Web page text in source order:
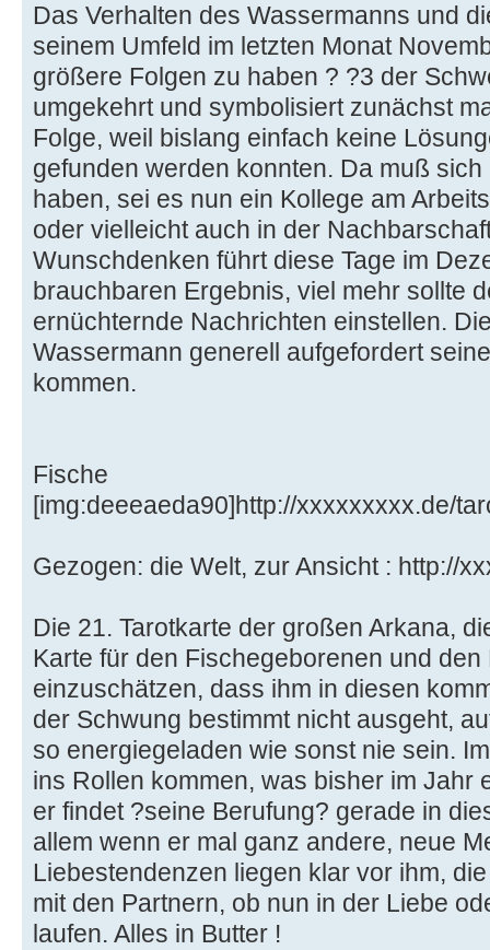
Das Verhalten des Wassermanns und
seinem Umfeld im letzten Monat
größere Folgen zu haben ? ?3 der
umgekehrt und symbolisiert zunächst
Folge, weil bislang einfach keine
gefunden werden konnten. Da muß
haben, sei es nun ein Kollege am
oder vielleicht auch in der
Wunschdenken führt diese Tage im
brauchbaren Ergebnis, viel mehr sollte
ernüchternde Nachrichten einstellen.
Wassermann generell aufgefordert
kommen.
Fische
[img:deeeaeda90]http://xxxxxxxxx.de/
Gezogen: die Welt, zur Ansicht : http://
Die 21. Tarotkarte der großen Arkana,
Karte für den Fischegeborenen und
einzuschätzen, dass ihm in diesen
der Schwung bestimmt nicht ausgeht,
so energiegeladen wie sonst nie sein.
ins Rollen kommen, was bisher im Jahr
er findet ?seine Berufung? gerade in
allem wenn er mal ganz andere, neue
Liebestendenzen liegen klar vor ihm,
mit den Partnern, ob nun in der Liebe
laufen. Alles in Butter !